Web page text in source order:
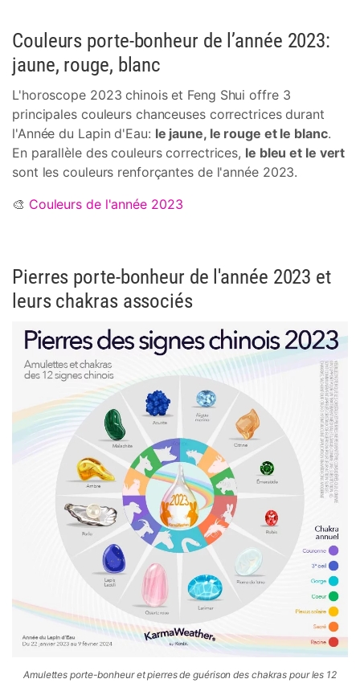
Couleurs porte-bonheur de l’année 2023:
jaune, rouge, blanc
L'horoscope 2023 chinois et Feng Shui offre 3
principales couleurs chanceuses correctrices durant
l'Année du Lapin d'Eau: le jaune, le rouge et le blanc.
En parallèle des couleurs correctrices, le bleu et le vert
sont les couleurs renforçantes de l'année 2023.
🎨 Couleurs de l'année 2023
Pierres porte-bonheur de l'année 2023 et
leurs chakras associés
Amulettes porte-bonheur et pierres de guérison des chakras pour les 12